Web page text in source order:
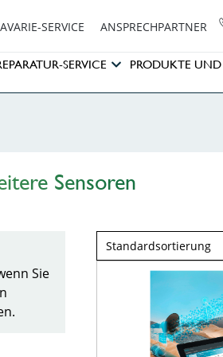
SERVICE ANSPRECHPARTNER
SERVICE PRODUKTE UND
Sensoren
Sie